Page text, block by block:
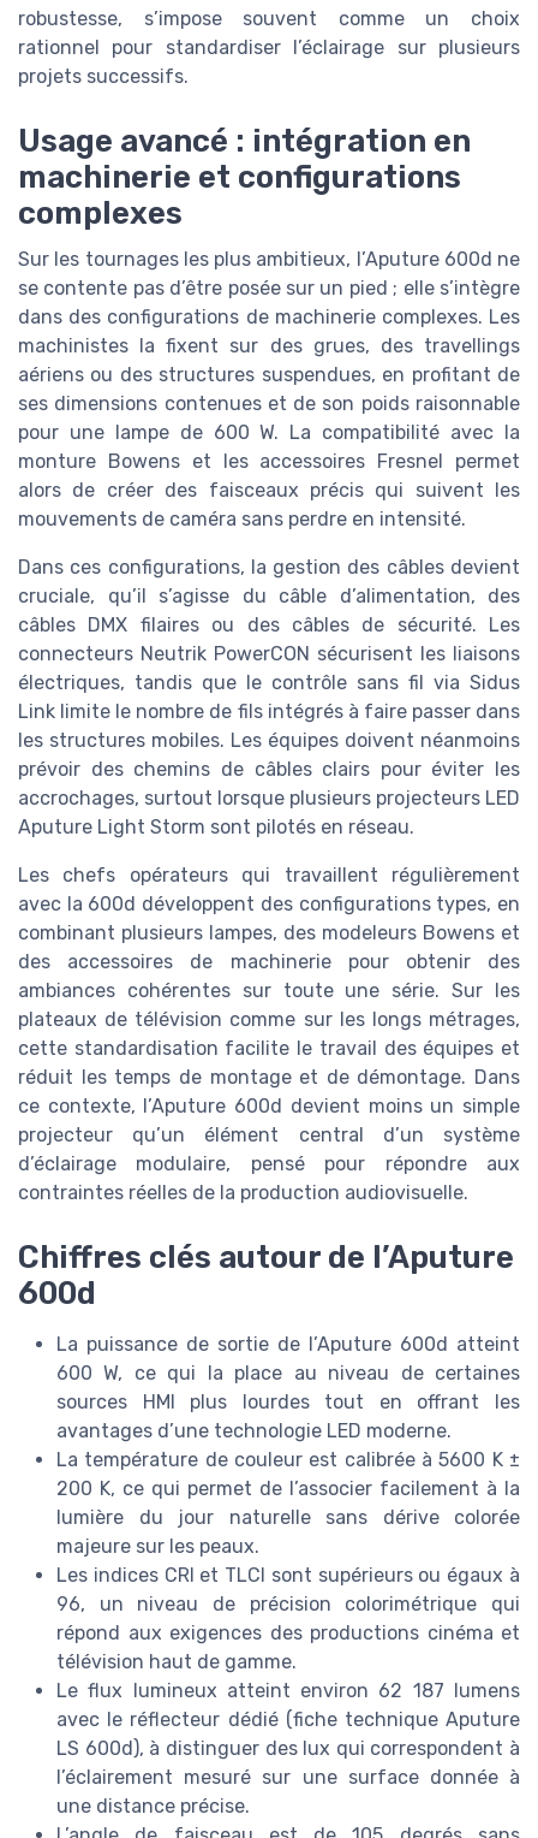
robustesse, s’impose souvent comme un choix
rationnel pour standardiser l’éclairage sur plusieurs
projets successifs.
Usage avancé : intégration en
machinerie et configurations
complexes
Sur les tournages les plus ambitieux, l’Aputure 600d ne
se contente pas d’être posée sur un pied ; elle s’intègre
dans des configurations de machinerie complexes. Les
machinistes la fixent sur des grues, des travellings
aériens ou des structures suspendues, en profitant de
ses dimensions contenues et de son poids raisonnable
pour une lampe de 600 W. La compatibilité avec la
monture Bowens et les accessoires Fresnel permet
alors de créer des faisceaux précis qui suivent les
mouvements de caméra sans perdre en intensité.
Dans ces configurations, la gestion des câbles devient
cruciale, qu’il s’agisse du câble d’alimentation, des
câbles DMX filaires ou des câbles de sécurité. Les
connecteurs Neutrik PowerCON sécurisent les liaisons
électriques, tandis que le contrôle sans fil via Sidus
Link limite le nombre de fils intégrés à faire passer dans
les structures mobiles. Les équipes doivent néanmoins
prévoir des chemins de câbles clairs pour éviter les
accrochages, surtout lorsque plusieurs projecteurs LED
Aputure Light Storm sont pilotés en réseau.
Les chefs opérateurs qui travaillent régulièrement
avec la 600d développent des configurations types, en
combinant plusieurs lampes, des modeleurs Bowens et
des accessoires de machinerie pour obtenir des
ambiances cohérentes sur toute une série. Sur les
plateaux de télévision comme sur les longs métrages,
cette standardisation facilite le travail des équipes et
réduit les temps de montage et de démontage. Dans
ce contexte, l’Aputure 600d devient moins un simple
projecteur qu’un élément central d’un système
d’éclairage modulaire, pensé pour répondre aux
contraintes réelles de la production audiovisuelle.
Chiffres clés autour de l’Aputure
600d
La puissance de sortie de l’Aputure 600d atteint
600 W, ce qui la place au niveau de certaines
sources HMI plus lourdes tout en offrant les
avantages d’une technologie LED moderne.
La température de couleur est calibrée à 5600 K ±
200 K, ce qui permet de l’associer facilement à la
lumière du jour naturelle sans dérive colorée
majeure sur les peaux.
Les indices CRI et TLCI sont supérieurs ou égaux à
96, un niveau de précision colorimétrique qui
répond aux exigences des productions cinéma et
télévision haut de gamme.
Le flux lumineux atteint environ 62 187 lumens
avec le réflecteur dédié (fiche technique Aputure
LS 600d), à distinguer des lux qui correspondent à
l’éclairement mesuré sur une surface donnée à
une distance précise.